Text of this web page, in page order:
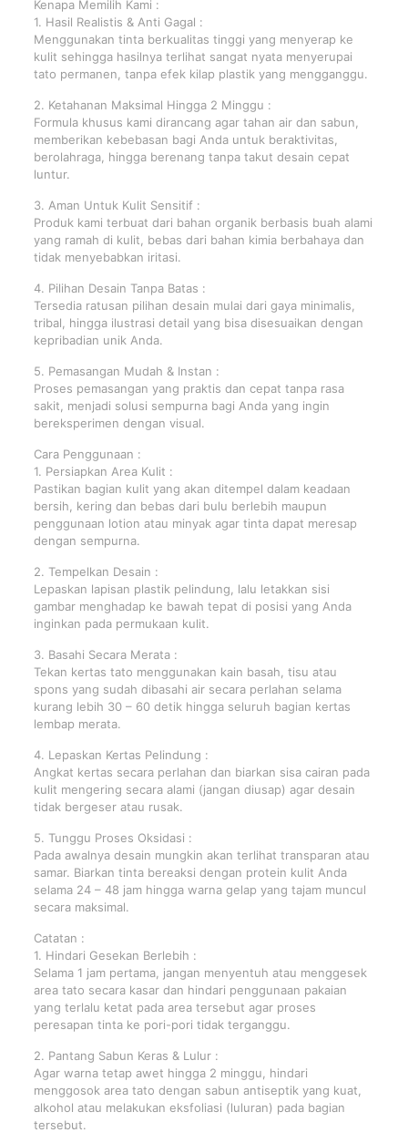
Kenapa Memilih Kami :
1. Hasil Realistis & Anti Gagal :
Menggunakan tinta berkualitas tinggi yang menyerap ke
kulit sehingga hasilnya terlihat sangat nyata menyerupai
tato permanen, tanpa efek kilap plastik yang mengganggu.
2. Ketahanan Maksimal Hingga 2 Minggu :
Formula khusus kami dirancang agar tahan air dan sabun,
memberikan kebebasan bagi Anda untuk beraktivitas,
berolahraga, hingga berenang tanpa takut desain cepat
luntur.
3. Aman Untuk Kulit Sensitif :
Produk kami terbuat dari bahan organik berbasis buah alami
yang ramah di kulit, bebas dari bahan kimia berbahaya dan
tidak menyebabkan iritasi.
4. Pilihan Desain Tanpa Batas :
Tersedia ratusan pilihan desain mulai dari gaya minimalis,
tribal, hingga ilustrasi detail yang bisa disesuaikan dengan
kepribadian unik Anda.
5. Pemasangan Mudah & Instan :
Proses pemasangan yang praktis dan cepat tanpa rasa
sakit, menjadi solusi sempurna bagi Anda yang ingin
bereksperimen dengan visual.
Cara Penggunaan :
1. Persiapkan Area Kulit :
Pastikan bagian kulit yang akan ditempel dalam keadaan
bersih, kering dan bebas dari bulu berlebih maupun
penggunaan lotion atau minyak agar tinta dapat meresap
dengan sempurna.
2. Tempelkan Desain :
Lepaskan lapisan plastik pelindung, lalu letakkan sisi
gambar menghadap ke bawah tepat di posisi yang Anda
inginkan pada permukaan kulit.
3. Basahi Secara Merata :
Tekan kertas tato menggunakan kain basah, tisu atau
spons yang sudah dibasahi air secara perlahan selama
kurang lebih 30 – 60 detik hingga seluruh bagian kertas
lembap merata.
4. Lepaskan Kertas Pelindung :
Angkat kertas secara perlahan dan biarkan sisa cairan pada
kulit mengering secara alami (jangan diusap) agar desain
tidak bergeser atau rusak.
5. Tunggu Proses Oksidasi :
Pada awalnya desain mungkin akan terlihat transparan atau
samar. Biarkan tinta bereaksi dengan protein kulit Anda
selama 24 – 48 jam hingga warna gelap yang tajam muncul
secara maksimal.
Catatan :
1. Hindari Gesekan Berlebih :
Selama 1 jam pertama, jangan menyentuh atau menggesek
area tato secara kasar dan hindari penggunaan pakaian
yang terlalu ketat pada area tersebut agar proses
peresapan tinta ke pori-pori tidak terganggu.
2. Pantang Sabun Keras & Lulur :
Agar warna tetap awet hingga 2 minggu, hindari
menggosok area tato dengan sabun antiseptik yang kuat,
alkohol atau melakukan eksfoliasi (luluran) pada bagian
tersebut.